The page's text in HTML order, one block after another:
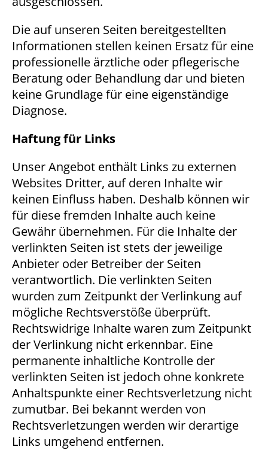
Die auf unseren Seiten bereitgestellten
Informationen stellen keinen Ersatz für eine
professionelle ärztliche oder pflegerische
Beratung oder Behandlung dar und bieten
keine Grundlage für eine eigenständige
Diagnose.
Haftung für Links
Unser Angebot enthält Links zu externen
Websites Dritter, auf deren Inhalte wir
keinen Einfluss haben. Deshalb können wir
für diese fremden Inhalte auch keine
Gewähr übernehmen. Für die Inhalte der
verlinkten Seiten ist stets der jeweilige
Anbieter oder Betreiber der Seiten
verantwortlich. Die verlinkten Seiten
wurden zum Zeitpunkt der Verlinkung auf
mögliche Rechtsverstöße überprüft.
Rechtswidrige Inhalte waren zum Zeitpunkt
der Verlinkung nicht erkennbar. Eine
permanente inhaltliche Kontrolle der
verlinkten Seiten ist jedoch ohne konkrete
Anhaltspunkte einer Rechtsverletzung nicht
zumutbar. Bei bekannt werden von
Rechtsverletzungen werden wir derartige
Links umgehend entfernen.